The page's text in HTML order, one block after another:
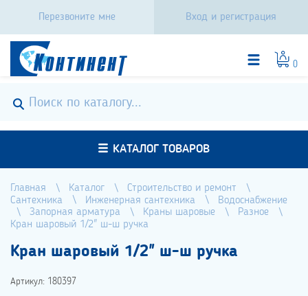
Перезвоните мне Вход и регистрация
0
КАТАЛОГ ТОВАРОВ
Главная Каталог
Строительство и ремонт
Сантехника
Инженерная сантехника
Водоснабжение
Запорная арматура
Краны шаровые
Разное
Кран шаровый 1/2" ш-ш ручка
Кран шаровый 1/2" ш-ш ручка
Артикул: 180397